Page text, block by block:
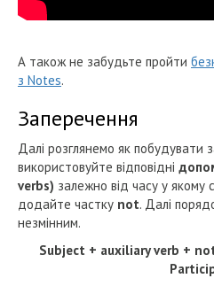
А також не забудьте пройти
з Notes.
Заперечення
Далі розглянемо як побудувати
використовуйте відповідні
verbs) залежно від часу у якому
додайте частку not. Далі
незмінним.
Subject + auxiliary verb +